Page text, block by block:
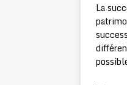
La